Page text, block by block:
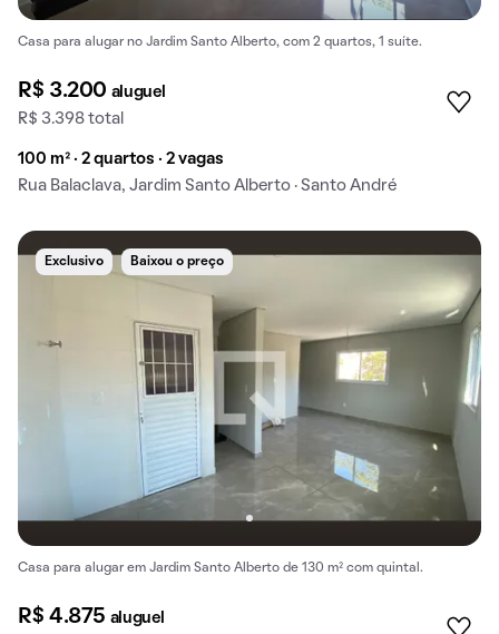
Casa para alugar no Jardim Santo Alberto, com 2 quartos, 1 suíte.
R$ 3.200 aluguel
R$ 3.398 total
100 m² · 2 quartos · 2 vagas
Rua Balaclava, Jardim Santo Alberto · Santo André
Exclusivo Baixou o preço
Casa para alugar em Jardim Santo Alberto de 130 m² com quintal.
R$ 4.875 aluguel